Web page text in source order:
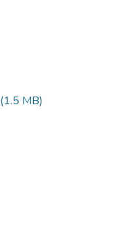
(1.5 MB)